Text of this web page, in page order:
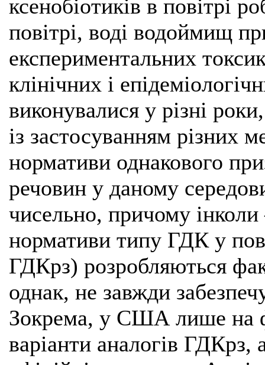
ксенобіотиків в повітрі
повітрі, воді водоймищ
експериментальних
клінічних і
виконувалися у різні
із застосуванням різних
нормативи однакового
речовин у даному
чисельно, причому
нормативи типу ГДК у
ГДКрз) розробляються
однак, не завжди
Зокрема, у США лише на
варіанти аналогів